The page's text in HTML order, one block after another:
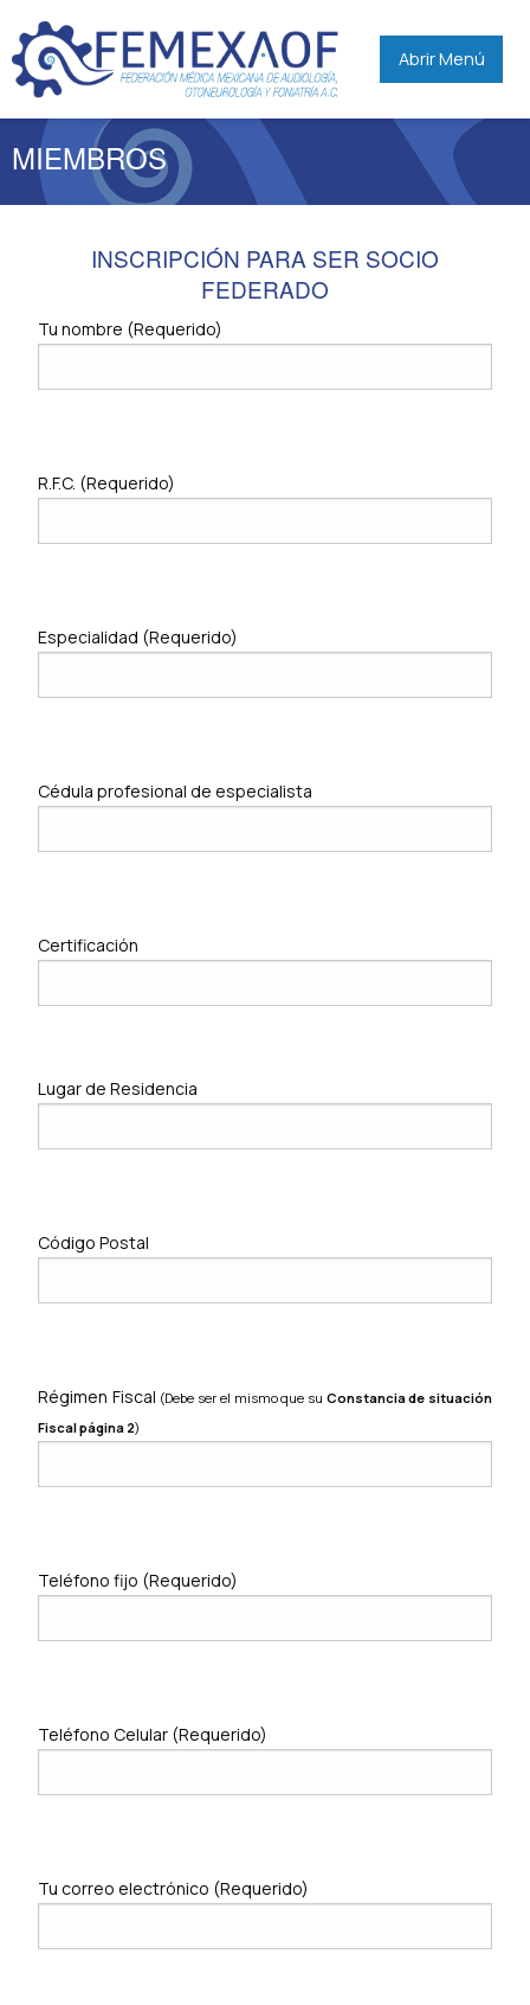
Abrir Menú
MIEMBROS
INSCRIPCIÓN PARA SER SOCIO
FEDERADO
Tu nombre (Requerido)
R.F.C. (Requerido)
Especialidad (Requerido)
Cédula profesional de especialista
Certificación
Lugar de Residencia
Código Postal
Régimen Fiscal (Debe ser el mismo que su Constancia de situación
Fiscal página 2)
Teléfono fijo (Requerido)
Teléfono Celular (Requerido)
Tu correo electrónico (Requerido)